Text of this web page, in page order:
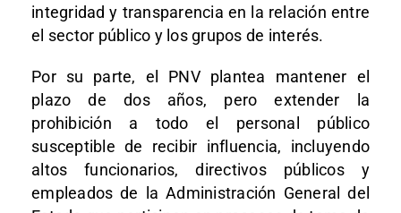
integridad y transparencia en la relación entre
el sector público y los grupos de interés.
Por su parte, el PNV plantea mantener el
plazo de dos años, pero extender la
prohibición a todo el personal público
susceptible de recibir influencia, incluyendo
altos funcionarios, directivos públicos y
empleados de la Administración General del